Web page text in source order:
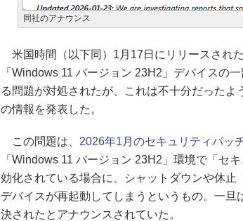
同社のアナウンス
米国時間（以下同）1月17日にリリースされ
「Windows 11 バージョン 23H2」デバイスの
る問題が対処されたが、これは不十分だったよ
の情報を発表した。
この問題は、 2026年1月のセキュリティパッ
「Windows 11 バージョン 23H2」環境で「セ
効化されている場合に、シャットダウンや休止
デバイスが再起動してしまうというもの。一
決されたとアナウンスされていた。